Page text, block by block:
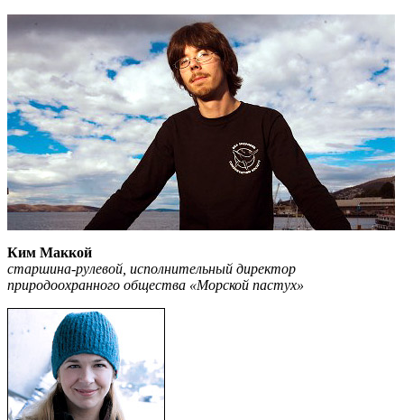
Ким Маккой
старшина-рулевой, исполнительный директор
природоохранного общества «Морской пастух»